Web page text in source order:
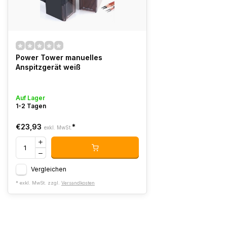
Power Tower manuelles
Anspitzgerät weiß
Auf Lager
1-2 Tagen
€23,93 exkl. MwSt. *
Vergleichen
* exkl. MwSt. zzgl. Versandkosten